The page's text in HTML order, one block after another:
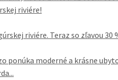
riviére!
riviére. Teraz so zľavou 30
ponúka moderné a krásne